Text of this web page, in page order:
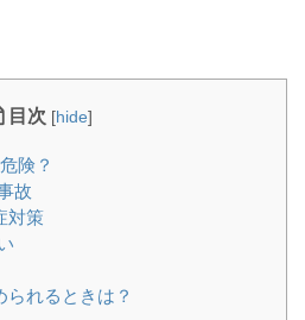
目次 [hide]
険？
故
対策
られるときは？